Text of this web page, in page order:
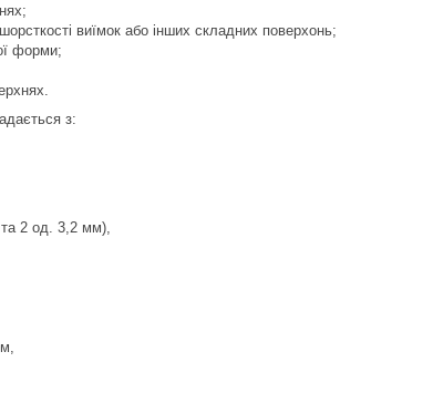
виїмок або інших складних поверхонь;
форми;
з:
2 од. 3,2 мм),